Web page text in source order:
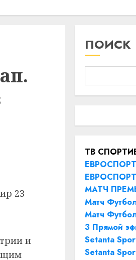
23
и
ПОИСК
ТВ
ЕВРОСПОРТ
МАТЧ
Матч
Матч
3 Прямой
Setanta
Setanta